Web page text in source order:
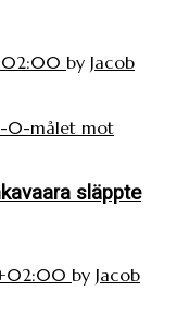
by Jacob
0-målet mot
släppte
by Jacob